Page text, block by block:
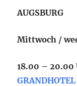
AUGSBURG
Mittwoch /
18.00 – 20.00